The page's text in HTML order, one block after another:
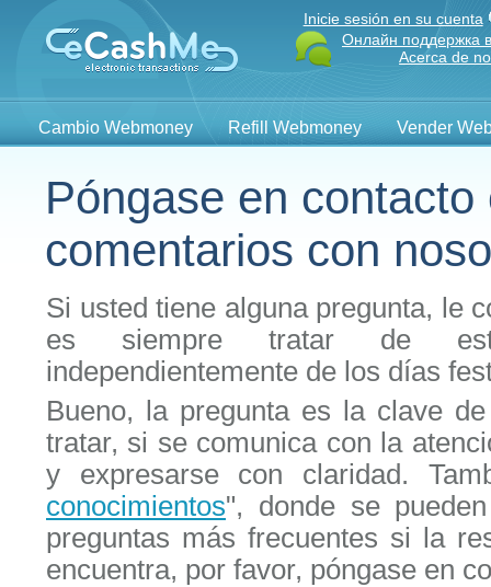
Inicie sesión en su cuenta
Онлайн поддержка
Acerca de
Cambio Webmoney Refill Webmoney Vender
Póngase en
comentarios con
Si usted tiene alguna pregunta, le
es siempre tratar de
independientemente de los días
Bueno, la pregunta es la clave
tratar, si se comunica con la
y expresarse con claridad.
conocimientos", donde se
preguntas más frecuentes si la
encuentra, por favor, póngase en